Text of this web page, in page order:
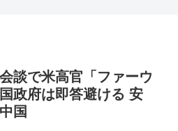
談で米高官「ファーウ
政府は即答避ける 安
国